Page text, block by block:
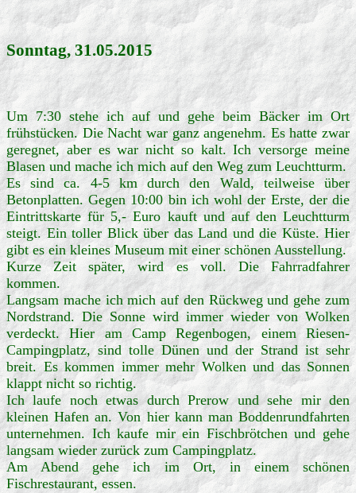
Sonntag, 31.05.2015
Um 7:30 stehe ich auf und gehe beim Bäcker im Ort
frühstücken. Die Nacht war ganz angenehm. Es hatte zwar
geregnet, aber es war nicht so kalt. Ich versorge meine
Blasen und mache ich mich auf den Weg zum Leuchtturm.
Es sind ca. 4-5 km durch den Wald, teilweise über
Betonplatten. Gegen 10:00 bin ich wohl der Erste, der die
Eintrittskarte für 5,- Euro kauft und auf den Leuchtturm
steigt. Ein toller Blick über das Land und die Küste. Hier
gibt es ein kleines Museum mit einer schönen Ausstellung.
Kurze Zeit später, wird es voll. Die Fahrradfahrer
kommen.
Langsam mache ich mich auf den Rückweg und gehe zum
Nordstrand. Die Sonne wird immer wieder von Wolken
verdeckt. Hier am Camp Regenbogen, einem Riesen-
Campingplatz, sind tolle Dünen und der Strand ist sehr
breit. Es kommen immer mehr Wolken und das Sonnen
klappt nicht so richtig.
Ich laufe noch etwas durch Prerow und sehe mir den
kleinen Hafen an. Von hier kann man Boddenrundfahrten
unternehmen. Ich kaufe mir ein Fischbrötchen und gehe
langsam wieder zurück zum Campingplatz.
Am Abend gehe ich im Ort, in einem schönen
Fischrestaurant, essen.